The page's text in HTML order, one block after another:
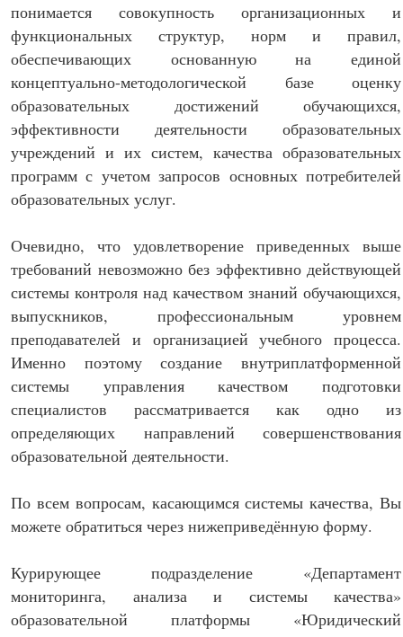
понимается совокупность организационных и
функциональных структур, норм и правил,
обеспечивающих основанную на единой
концептуально-методологической базе оценку
образовательных достижений обучающихся,
эффективности деятельности образовательных
учреждений и их систем, качества образовательных
программ с учетом запросов основных потребителей
образовательных услуг.
Очевидно, что удовлетворение приведенных выше
требований невозможно без эффективно действующей
системы контроля над качеством знаний обучающихся,
выпускников, профессиональным уровнем
преподавателей и организацией учебного процесса.
Именно поэтому создание внутриплатформенной
системы управления качеством подготовки
специалистов рассматривается как одно из
определяющих направлений совершенствования
образовательной деятельности.
По всем вопросам, касающимся системы качества, Вы
можете обратиться через нижеприведённую форму.
Курирующее подразделение «Департамент
мониторинга, анализа и системы качества»
образовательной платформы «Юридический